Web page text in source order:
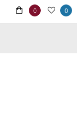
0 0